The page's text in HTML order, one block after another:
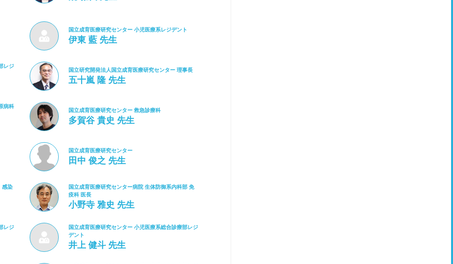
国立成育医療研究センター 小児医療系レジデント
伊東 藍 先生
レジ
国立研究開発法人国立成育医療研究センター 理事長
五十嵐 隆 先生
病科
国立成育医療研究センター 救急診療科
多賀谷 貴史 先生
国立成育医療研究センター
田中 俊之 先生
感染
国立成育医療研究センター病院 生体防御系内科部 免
疫科 医長
小野寺 雅史 先生
レジ
国立成育医療研究センター 小児医療系総合診療部レジ
デント
井上 健斗 先生